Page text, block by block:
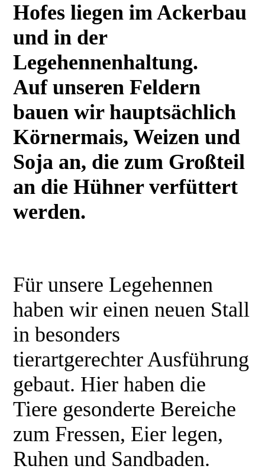
Hofes liegen im Ackerbau
und in der
Legehennenhaltung.
Auf unseren Feldern
bauen wir hauptsächlich
Körnermais, Weizen und
Soja an, die zum Großteil
an die Hühner verfüttert
werden.
Für unsere Legehennen
haben wir einen neuen Stall
in besonders
tierartgerechter Ausführung
gebaut. Hier haben die
Tiere gesonderte Bereiche
zum Fressen, Eier legen,
Ruhen und Sandbaden.